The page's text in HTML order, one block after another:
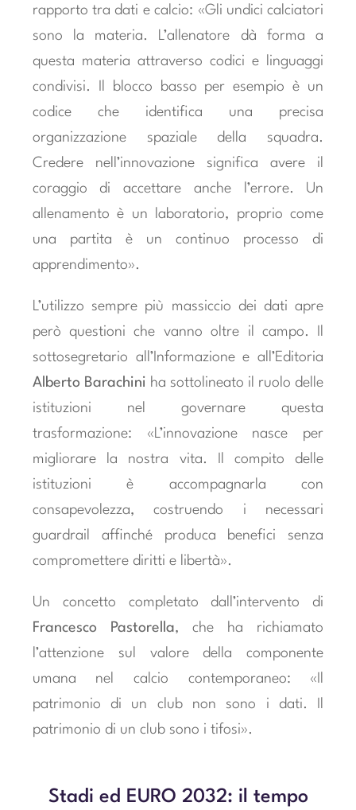
rapporto tra dati e calcio: «Gli undici calciatori
sono la materia. L’allenatore dà forma a
questa materia attraverso codici e linguaggi
condivisi. Il blocco basso per esempio è un
codice che identifica una precisa
organizzazione spaziale della squadra.
Credere nell’innovazione significa avere il
coraggio di accettare anche l’errore. Un
allenamento è un laboratorio, proprio come
una partita è un continuo processo di
apprendimento».
L’utilizzo sempre più massiccio dei dati apre
però questioni che vanno oltre il campo. Il
sottosegretario all’Informazione e all’Editoria
Alberto Barachini ha sottolineato il ruolo delle
istituzioni nel governare questa
trasformazione: «L’innovazione nasce per
migliorare la nostra vita. Il compito delle
istituzioni è accompagnarla con
consapevolezza, costruendo i necessari
guardrail affinché produca benefici senza
compromettere diritti e libertà».
Un concetto completato dall’intervento di
Francesco Pastorella, che ha richiamato
l’attenzione sul valore della componente
umana nel calcio contemporaneo: «Il
patrimonio di un club non sono i dati. Il
patrimonio di un club sono i tifosi».
Stadi ed EURO 2032: il tempo